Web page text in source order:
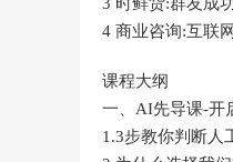
4 商业咨询:互联
课程大纲
一、AI先导课-开
1.3步教你判断人